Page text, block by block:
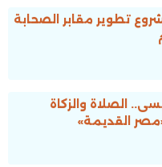
تطوير مقابر الصحابة
الصلاة والزكاة
القديمة»